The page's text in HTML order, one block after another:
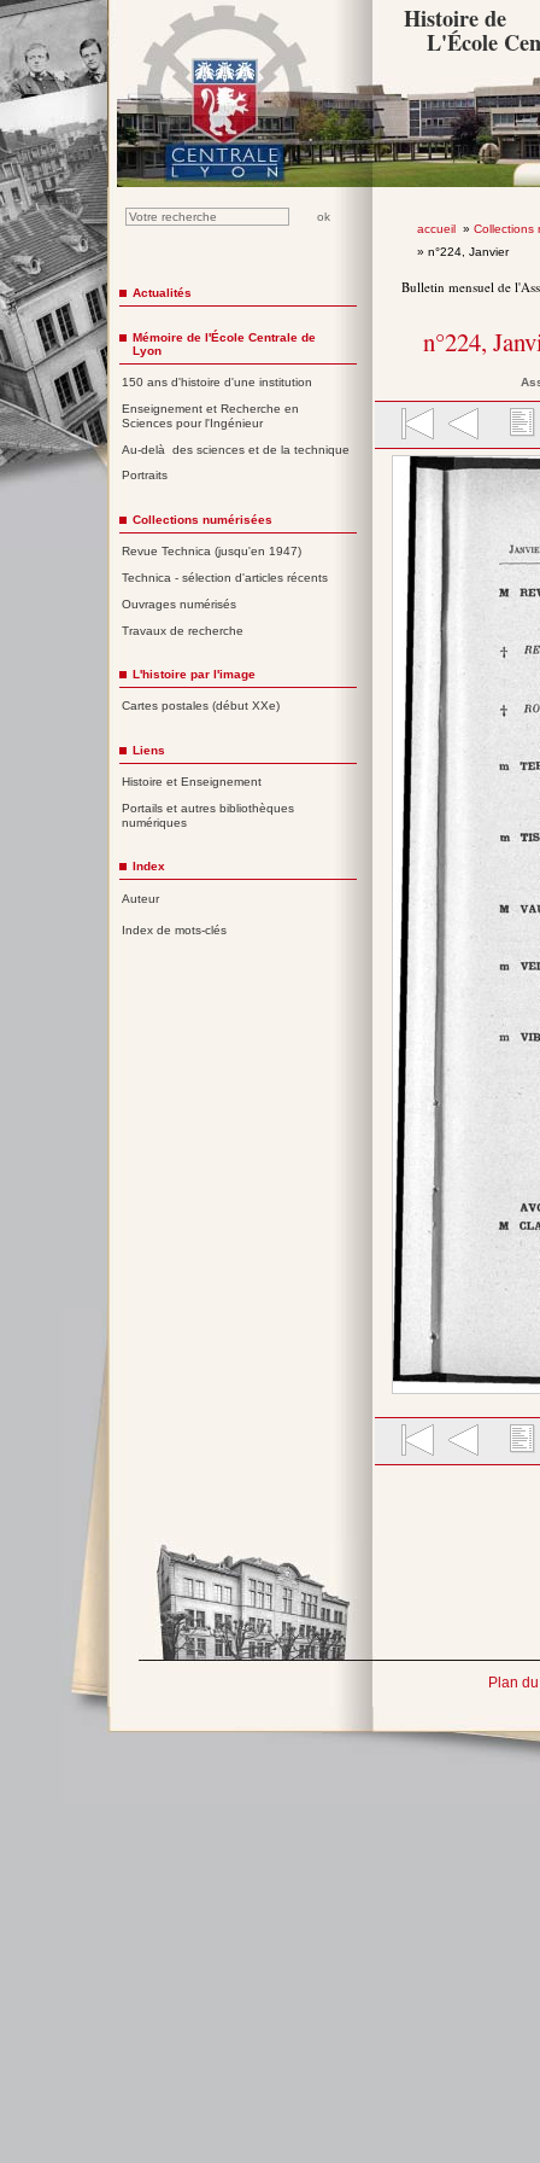
Histoire de
L'École
accueil» Collections
» n°224, Janvier
Bulletin mensuel de
n°224,
Actualités
Mémoire de l'École Centrale de
Lyon
150 ans d'histoire d'une institution
Enseignement et Recherche en
Sciences pour l'Ingénieur
Au-delà des sciences et de la technique
Portraits
Collections numérisées
Revue Technica (jusqu'en 1947)
Technica - sélection d'articles récents
Ouvrages numérisés
Travaux de recherche
L'histoire par l'image
Cartes postales (début XXe)
Liens
Histoire et Enseignement
Portails et autres bibliothèques
numériques
Index
Auteur
Index de mots-clés
Plan